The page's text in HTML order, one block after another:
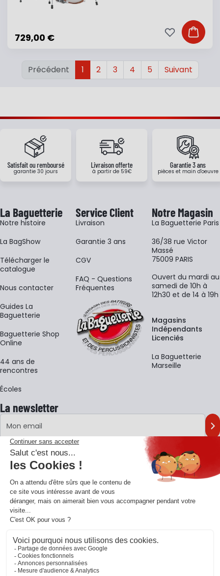
729,00 € Ajouter
Ajouter à ma
Précédent 1 2 3 4 5 Suivant
Satisfait ou remboursé
garantie 30 jours
Livraison offerte
à partir de 59€
Garantie 3 ans
pièces et main d'oeuvre
La Baguetterie
Notre histoire
La BagShow
​Télécharger le
catalogue
Nous contacter
Guides La
Baguetterie
Baguetterie Shop
Online
44 ans de
rencontres
Écoles
Service Client
Livraison
Garantie 3 ans
CGV
FAQ - Questions
Fréquentes
Notre Magasin
La Baguetterie Paris
36/38 rue Victor
Massé
75009 PARIS
Ouvert du mardi au
samedi de 10h à
12h30 et de 14 à 19h
Magasins
Indépendants
Licenciés
La Baguetterie
Marseille
La newsletter
Adresse e-mail
En vous inscrivant à notre newsletter, vous acceptez notre
confidentialité
Retrouvons-nous sur